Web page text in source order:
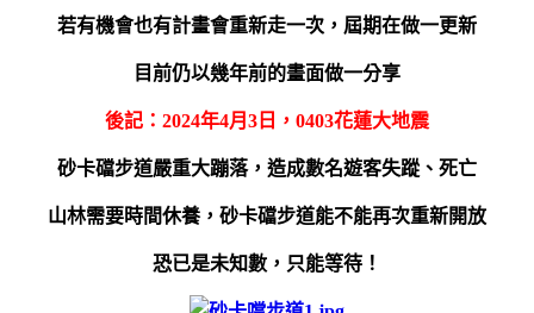
若有機會也有計畫會重新走一次，屆期在做一更新
目前仍以幾年前的畫面做一分享
後記：2024年4月3日，0403花蓮大地震
砂卡礑步道嚴重大蹦落，造成數名遊客失蹤、死亡
山林需要時間休養， 砂卡礑步道能不能再次重新開放
恐已是未知數，只能等待！